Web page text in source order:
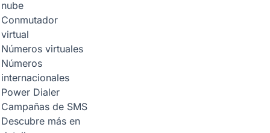
nube
Conmutador
virtual
Números virtuales
Números
internacionales
Power Dialer
Campañas de SMS
Descubre más en